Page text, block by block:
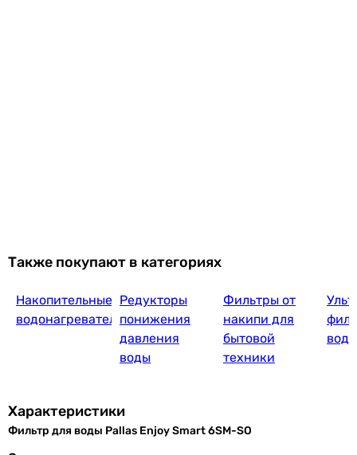
Также покупают в категориях
Накопительные
водонагреватели
Редукторы
понижения
давления
воды
Фильтры от
накипи для
бытовой
техники
воду
Характеристики
Фильтр для воды Pallas Enjoy Smart 6SM-SO